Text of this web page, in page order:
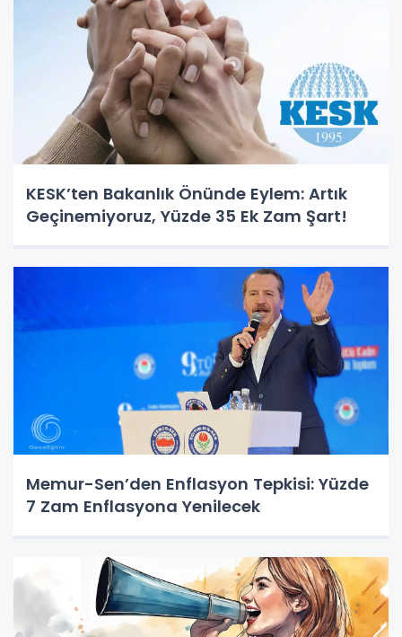
KESK’ten Bakanlık Önünde Eylem: Artık
Geçinemiyoruz, Yüzde 35 Ek Zam Şart!
Memur-Sen’den Enflasyon Tepkisi: Yüzde
7 Zam Enflasyona Yenilecek